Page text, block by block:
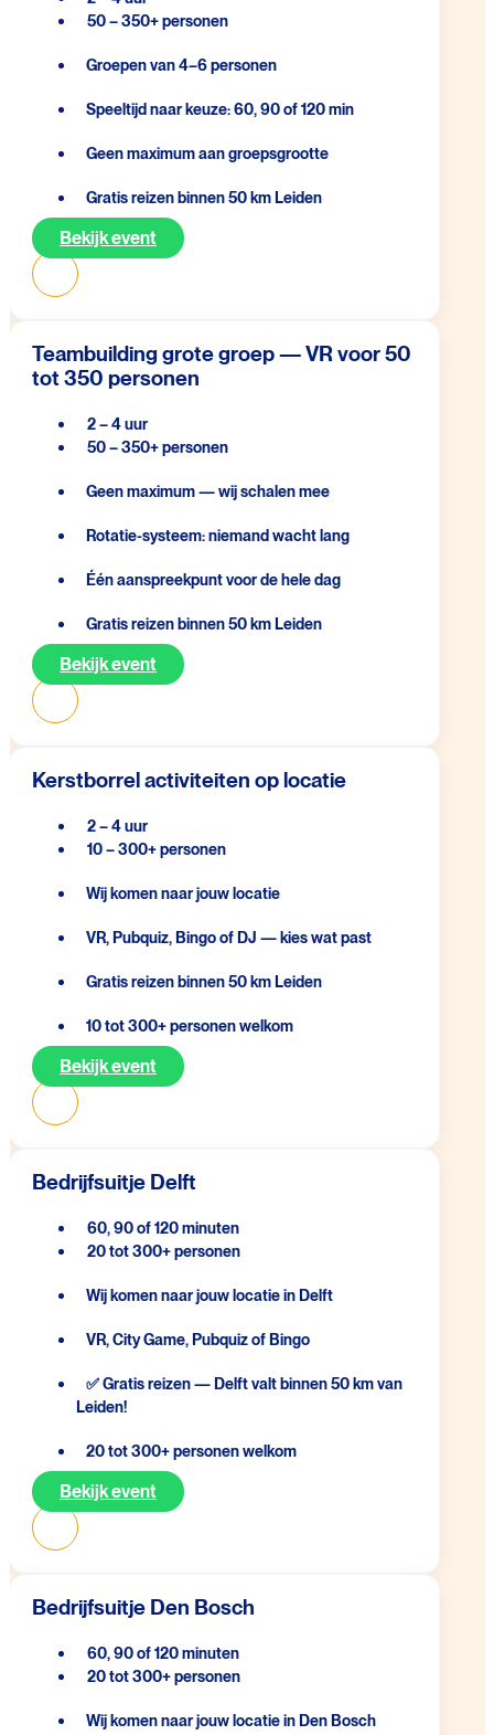
50 – 350+ personen
Groepen van 4–6 personen
Speeltijd naar keuze: 60, 90 of 120 min
Geen maximum aan groepsgrootte
Gratis reizen binnen 50 km Leiden
Bekijk event
Teambuilding grote groep — VR voor 50
tot 350 personen
2 – 4 uur
50 – 350+ personen
Geen maximum — wij schalen mee
Rotatie-systeem: niemand wacht lang
Één aanspreekpunt voor de hele dag
Gratis reizen binnen 50 km Leiden
Bekijk event
Kerstborrel activiteiten op locatie
2 – 4 uur
10 – 300+ personen
Wij komen naar jouw locatie
VR, Pubquiz, Bingo of DJ — kies wat past
Gratis reizen binnen 50 km Leiden
10 tot 300+ personen welkom
Bekijk event
Bedrijfsuitje Delft
60, 90 of 120 minuten
20 tot 300+ personen
Wij komen naar jouw locatie in Delft
VR, City Game, Pubquiz of Bingo
✅ Gratis reizen — Delft valt binnen 50 km van
Leiden!
20 tot 300+ personen welkom
Bekijk event
Bedrijfsuitje Den Bosch
60, 90 of 120 minuten
20 tot 300+ personen
Wij komen naar jouw locatie in Den Bosch